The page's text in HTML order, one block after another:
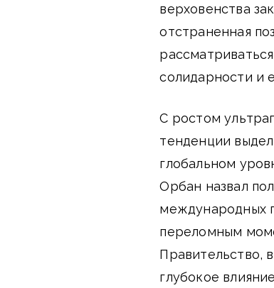
верховенства
отстраненная
солидарности и
С ростом
тенденции
глобальном
Орбан назвал
международных
переломным
Правительство,
глубокое